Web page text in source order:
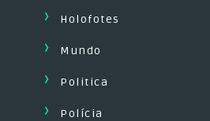
Holofotes
Mundo
Politica
Polícia